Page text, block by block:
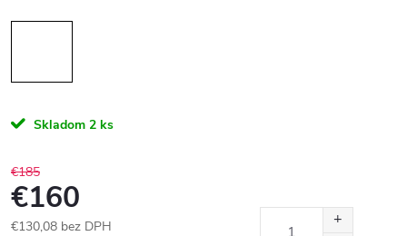
Skladom 2 ks
€185
€160
€130,08 bez DPH